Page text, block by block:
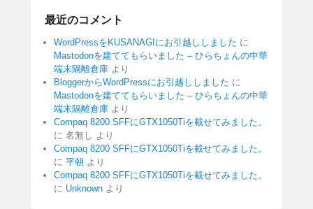
最近のコメント
WordPressをKUSANAGIにお引越ししました に
Mastodonを建ててもらいました – ひらちょんの中華
端末隔離倉庫 より
BloggerからWordPressにお引越ししました に
Mastodonを建ててもらいました – ひらちょんの中華
端末隔離倉庫 より
Compaq 8200 SFFにGTX1050Tiを載せてみました。
に 名無し より
Compaq 8200 SFFにGTX1050Tiを載せてみました。
に 平朝 より
Compaq 8200 SFFにGTX1050Tiを載せてみました。
に Unknown より